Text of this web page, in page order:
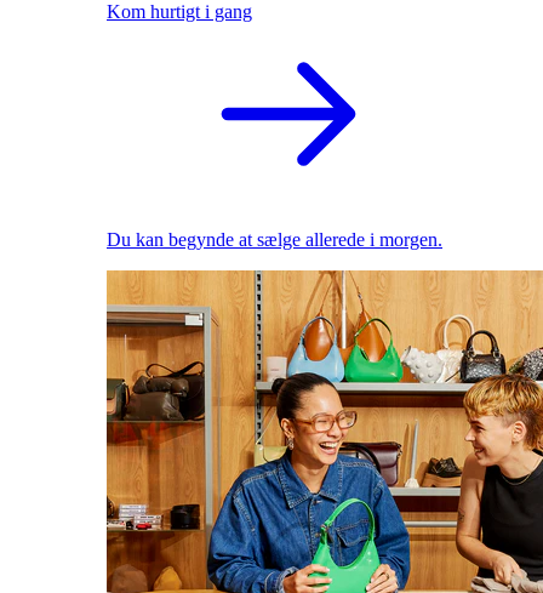
Kom hurtigt i gang
Du kan begynde at sælge allerede i morgen.